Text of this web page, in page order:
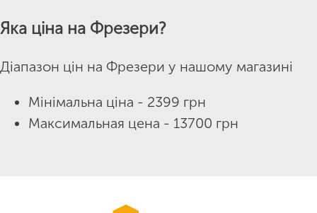
Яка ціна на Фрезери?
Діапазон цін на Фрезери у нашому магазині
Мінімальна ціна - 2399 грн
Максимальная цена - 13700 грн